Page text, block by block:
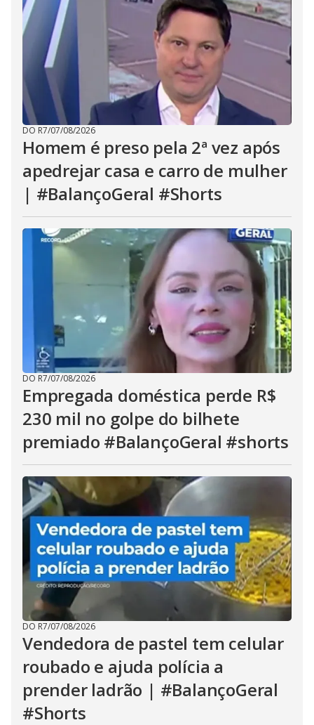
DO R7/07/08/2026
Homem é preso pela 2ª vez após
apedrejar casa e carro de mulher
| #BalançoGeral #Shorts
DO R7/07/08/2026
Empregada doméstica perde R$
230 mil no golpe do bilhete
premiado #BalançoGeral #shorts
DO R7/07/08/2026
Vendedora de pastel tem celular
roubado e ajuda polícia a
prender ladrão | #BalançoGeral
#Shorts